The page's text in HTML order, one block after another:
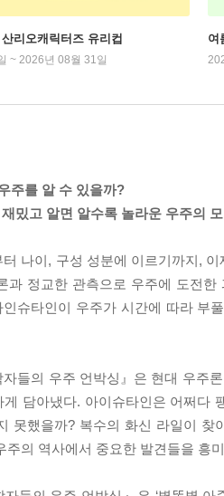
리오캐릭터즈 유리컵
~ 2026년 08월 31일
여
주를 알 수 있을까?
밌고 알면 알수록 놀라운 우주의
터 나이, 구성 성분에 이르기까지,
과 정교한 관측으로 우주에 도전
인슈타인이 우주가 시간에 따라 부
자들의 우주 언박싱』은 현대 우주
게 담아냈다. 아이슈타인은 어쩌다
못했을까? 복수의 화신 라일이 찾
주의 역사에서 중요한 발견들을 흥